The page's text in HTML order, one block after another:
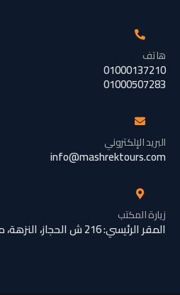
هاتف
01000137210
01000507283
البريد الإلكتروني
info@mashrektours.com
زيارة المكتب
المقر الرئيسي: 216 ش الحجاز، النزهة، مصر الجديدة - القاهرة.